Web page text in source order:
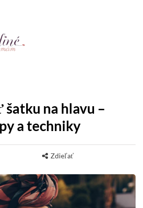
na hlavu –
a techniky
Zdieľať